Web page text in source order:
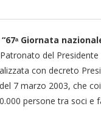
“67ᵃ Giornata
del Presidente
con decreto
7 marzo 2003, che
persone tra soci e